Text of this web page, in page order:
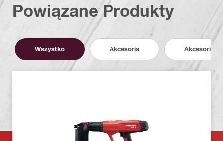
Powiązane Produkty
Wszystko Akcesoria Akcesoria